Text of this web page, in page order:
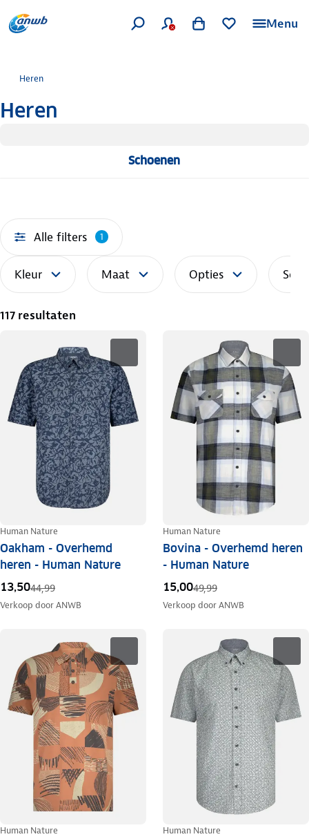
Menu
Heren
Heren
Schoenen
Alle filters 1
Kleur Maat Opties
117 resultaten
Human Nature
Oakham - Overhemd
heren - Human Nature
13,5044,99
Verkoop doorANWB
Human Nature
Bovina - Overhemd heren
- Human Nature
15,0049,99
Verkoop doorANWB
Human Nature Human Nature